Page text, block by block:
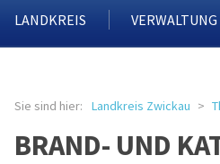
LANDKREIS VERWALTUNG
Sie sind hier: Landkreis Zwickau
BRAND- UND